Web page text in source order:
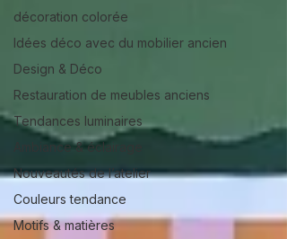
décoration colorée
Idées déco avec du mobilier ancien
Design & Déco
Restauration de meubles anciens
Tendances luminaires
Ambiance & éclairage
Nouveautés de l’atelier
Couleurs tendance
Motifs & matières